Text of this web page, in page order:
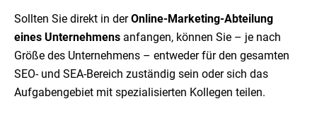
Sollten Sie direkt in derOnline-Marketing-Abteilung
eines Unternehmens anfangen, können Sie – je nach
Größe des Unternehmens – entweder für den gesamten
SEO- und SEA-Bereich zuständig sein oder sich das
Aufgabengebiet mit spezialisierten Kollegen teilen.